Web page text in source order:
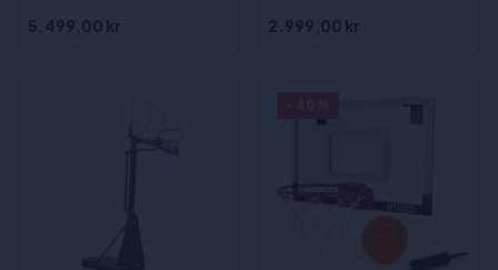
5.499,00 kr
2.999,00 kr